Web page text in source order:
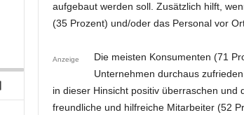
aufgebaut werden soll. Zusätzlich hilft,
(35 Prozent) und/oder das Personal vor
Anzeige
Die meisten Konsumenten (71
Unternehmen durchaus
in dieser Hinsicht positiv überraschen
freundliche und hilfreiche Mitarbeiter (52